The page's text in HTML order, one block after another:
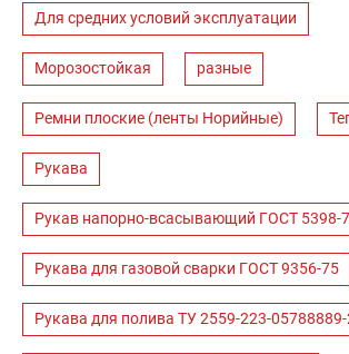
Для средних условий эксплуатации
Морозостойкая разные
Ремни плоские (ленты Норийные)
Рукава
Рукав напорно-всасывающий ГОСТ 5398-
Рукава для газовой сварки ГОСТ 9356-75
Рукава для полива ТУ 2559-223-